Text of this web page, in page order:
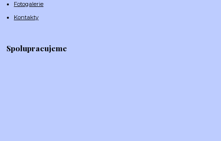
Fotogalerie
Kontakty
Spolupracujeme